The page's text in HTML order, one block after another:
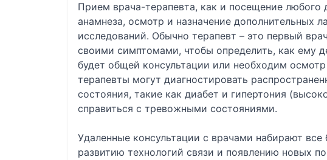
Прием врача-терапевта, как и посещение любого
анамнеза, осмотр и назначение дополнительных
исследований. Обычно терапевт – это первый
своими симптомами, чтобы определить, как ему
будет общей консультации или необходим
терапевты могут диагностировать
состояния, такие как диабет и гипертония
справиться с тревожными состояниями.
Удаленные консультации с врачами набирают
развитию технологий связи и появлению новых